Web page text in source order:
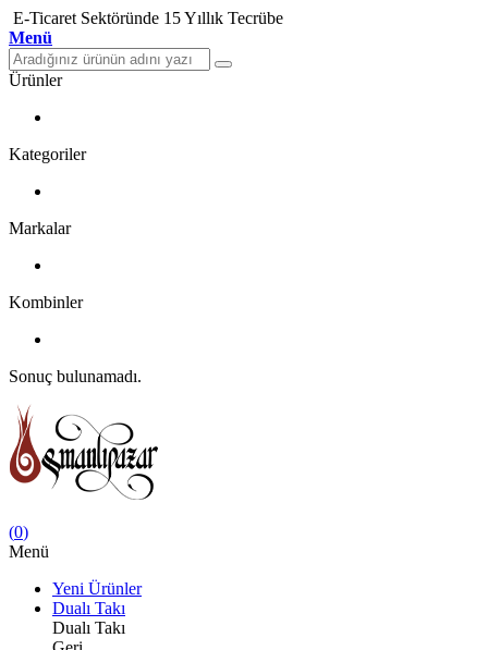
E-Ticaret Sektöründe 15 Yıllık Tecrübe
Menü
Ürünler
Kategoriler
Markalar
Kombinler
Sonuç bulunamadı.
(0)
Menü
Yeni Ürünler
Dualı Takı
Dualı Takı